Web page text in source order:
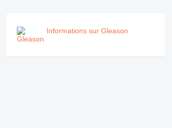
Informations sur Gleason